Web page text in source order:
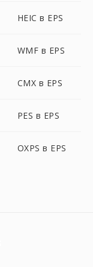
HEIC в EPS
WMF в EPS
CMX в EPS
PES в EPS
OXPS в EPS